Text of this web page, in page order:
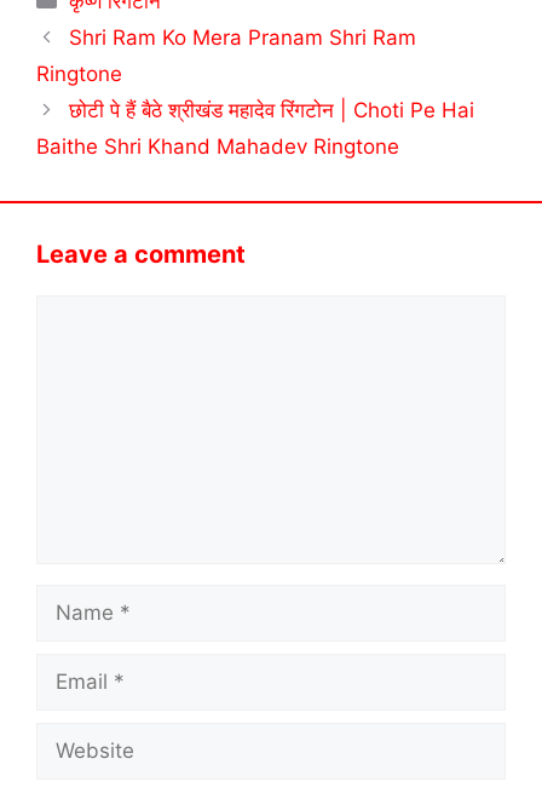
Shri Ram Ko Mera Pranam Shri Ram
Ringtone
छोटी पे हैं बैठे श्रीखंड महादेव रिंगटोन | Choti Pe Hai
Baithe Shri Khand Mahadev Ringtone
Leave a comment
Name
Email
Website